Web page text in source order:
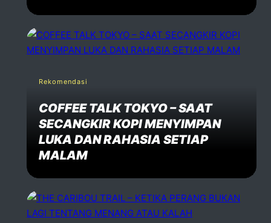
Rekomendasi
COFFEE TALK TOKYO – SAAT
SECANGKIR KOPI MENYIMPAN
LUKA DAN RAHASIA SETIAP
MALAM